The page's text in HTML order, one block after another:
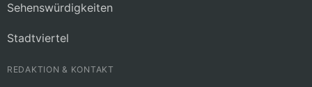
Sehenswürdigkeiten
Stadtviertel
REDAKTION & KONTAKT